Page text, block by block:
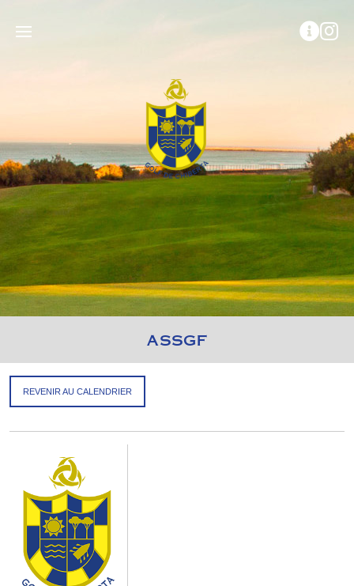
ASSGF
REVENIR AU CALENDRIER